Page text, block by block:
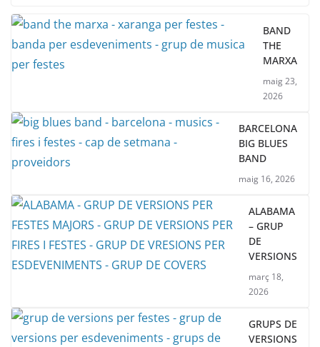
BAND
THE
MARXA
maig 23,
2026
BARCELONA
BIG BLUES
BAND
maig 16, 2026
ALABAMA
– GRUP
DE
VERSIONS
març 18,
2026
GRUPS DE
VERSIONS